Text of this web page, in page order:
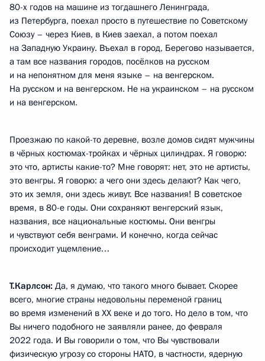
80-х годов на машине из тогдашнего Ленинграда,
из Петербурга, поехал просто в путешествие по Советскому
Союзу – через Киев, в Киев заехал, а потом поехал
на Западную Украину. Въехал в город, Берегово называется,
а там все названия городов, посёлков на русском
и на непонятном для меня языке – на венгерском.
На русском и на венгерском. Не на украинском – на русском
и на венгерском.
Проезжаю по какой-то деревне, возле домов сидят мужчины
в чёрных костюмах-тройках и чёрных цилиндрах. Я говорю:
это что, артисты какие-то? Мне говорят: нет, это не артисты,
это венгры. Я говорю: а чего они здесь делают? Как чего,
это их земля, они здесь живут. Все названия! В советское
время, в 80-е годы. Они сохраняют венгерский язык,
названия, все национальные костюмы. Они венгры
и чувствуют себя венграми. И конечно, когда сейчас
происходит ущемление…
Т.Карлсон: Да, я думаю, что такого много бывает. Скорее
всего, многие страны недовольны переменой границ
во время изменений в XX веке и до того. Но дело в том, что
Вы ничего подобного не заявляли ранее, до февраля
2022 года. И Вы говорили о том, что Вы чувствовали
физическую угрозу со стороны НАТО, в частности, ядерную